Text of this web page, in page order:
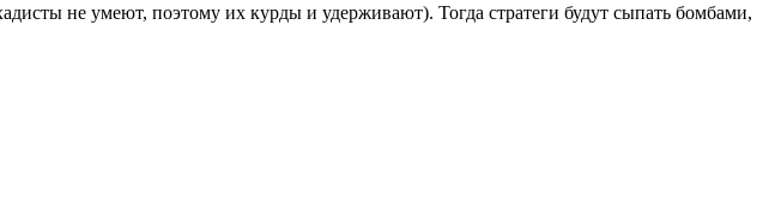
не умеют, поэтому их курды и удерживают). Тогда стратеги будут сыпать бомбами,